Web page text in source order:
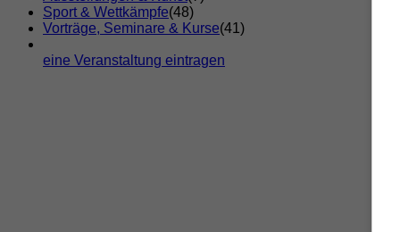
Sport & Wettkämpfe(48)
Vorträge, Seminare & Kurse(41)
eine Veranstaltung eintragen